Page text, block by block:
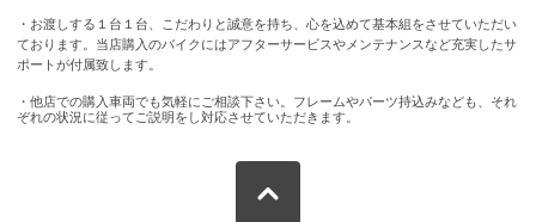
・お渡しする１台１台、こだわりと誠意を持ち、心を込めて基本組をさせていただい
ております。当店購入のバイクにはアフターサービスやメンテナンスなど充実したサ
ポートが付属致します。
・他店での購入車両でも気軽にご相談下さい。フレームやパーツ持込みなども、それ
ぞれの状況に従ってご説明をし対応させていただきます。